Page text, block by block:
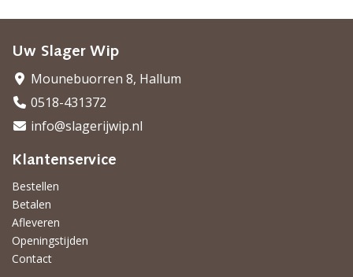
Uw Slager Wip
Mounebuorren 8, Hallum
0518-431372
info@slagerijwip.nl
Klantenservice
Bestellen
Betalen
Afleveren
Openingstijden
Contact